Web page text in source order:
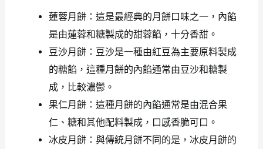
蓮蓉月餅：這是最經典的月餅口味之一，內餡
是由蓮蓉和糖製成的甜蓉餡，十分香甜。
豆沙月餅：豆沙是一種由紅豆為主要原料製成
的糖餡，這種月餅的內餡通常由豆沙和糖製
成，比較濃鬱。
果仁月餅：這種月餅的內餡通常是由混合果
仁、糖和其他配料製成，口感香脆可口。
冰皮月餅：與傳統月餅不同的是，冰皮月餅的